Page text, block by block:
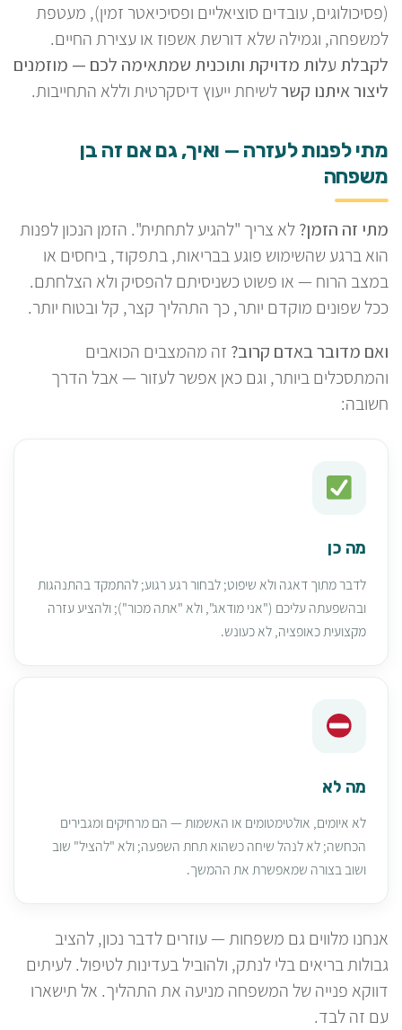
(פסיכולוגים, עובדים סוציאליים ופסיכיאטר זמין), מעטפת
למשפחה, וגמילה שלא דורשת אשפוז או עצירת החיים.
לקבלת עלות מדויקת ותוכנית שמתאימה לכם — מוזמנים
ליצור איתנו קשרלשיחת ייעוץ דיסקרטית וללא התחייבות.
מתי לפנות לעזרה — ואיך, גם אם זה בן
משפחה
מתי זה הזמן?לא צריך "להגיע לתחתית". הזמן הנכון לפנות
הוא ברגע שהשימוש פוגע בבריאות, בתפקוד, ביחסים או
במצב הרוח — או פשוט כשניסיתם להפסיק ולא הצלחתם.
ככל שפונים מוקדם יותר, כך התהליך קצר, קל ובטוח יותר.
ואם מדובר באדם קרוב? זה מהמצבים הכואבים
והמתסכלים ביותר, וגם כאן אפשר לעזור — אבל הדרך
חשובה:
מה כן
לדבר מתוך דאגה ולא שיפוט; לבחור רגע רגוע; להתמקד בהתנהגות
ובהשפעתה עליכם ("אני מודאג", ולא "אתה מכור"); ולהציע עזרה
מקצועית כאופציה, לא כעונש.
מה לא
לא איומים, אולטימטומים או האשמות — הם מרחיקים ומגבירים
הכחשה; לא לנהל שיחה כשהוא תחת השפעה; ולא "להציל" שוב
ושוב בצורה שמאפשרת את ההמשך.
אנחנו מלווים גם משפחות — עוזרים לדבר נכון, להציב
גבולות בריאים בלי לנתק, ולהוביל בעדינות לטיפול. לעיתים
דווקא פנייה של המשפחה מניעה את התהליך. אל תישארו
עם זה לבד.